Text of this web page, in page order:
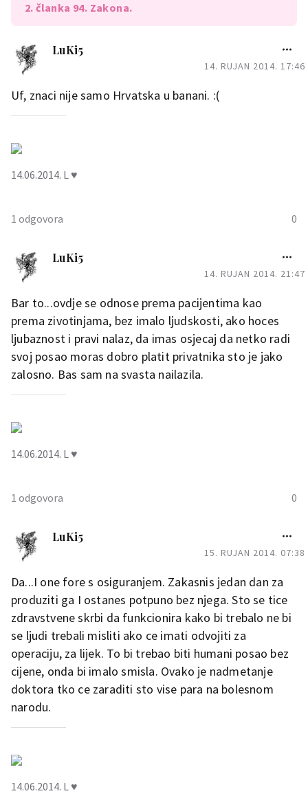
2. članka 94. Zakona.
LuKi5
14. RUJAN 2014. 17:46
Uf, znaci nije samo Hrvatska u banani. :(
Da,da,svuda je pacijentima
tesko.Ovdje su bar svi
ljubazni i iako nemaju puno
vrimena za pacijente ,bar se
osjecas ugodno i ko covik
1 odgovora 0
14.06.2014. L ♥
LuKi5
14. RUJAN 2014. 21:47
Bar to...ovdje se odnose prema pacijentima kao
prema zivotinjama, bez imalo ljudskosti, ako hoces
ljubaznost i pravi nalaz, da imas osjecaj da netko radi
svoj posao moras dobro platit privatnika sto je jako
zalosno. Bas sam na svasta nailazila.
Poznato mi je to
itekako.Dok sam jos zivila
na Bracu za sve je trebalo
odlazit u Split kod
doktora.Uzas teski ,od
bolnice,pa do osoblja Cak
mislim da se ljudi kod nas
slabo kontroliraju upravo
zato sta su im takve bolnice
vec kasno.
1 odgovora 0
14.06.2014. L ♥
LuKi5
15. RUJAN 2014. 07:38
Da...I one fore s osiguranjem. Zakasnis jedan dan za
produziti ga I ostanes potpuno bez njega. Sto se tice
zdravstvene skrbi da funkcionira kako bi trebalo ne bi
se ljudi trebali misliti ako ce imati odvojiti za
operaciju, za lijek. To bi trebao biti humani posao bez
cijene, onda bi imalo smisla. Ovako je nadmetanje
doktora tko ce zaraditi sto vise para na bolesnom
narodu.
14.06.2014. L ♥